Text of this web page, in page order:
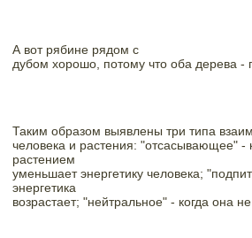
А вот рябине рядом с
дубом хорошо, потому что оба дерева
Таким образом выявлены три типа
человека и растения: "отсасывающее" -
растением
уменьшает энергетику человека;
энергетика
возрастает; "нейтральное" - когда она